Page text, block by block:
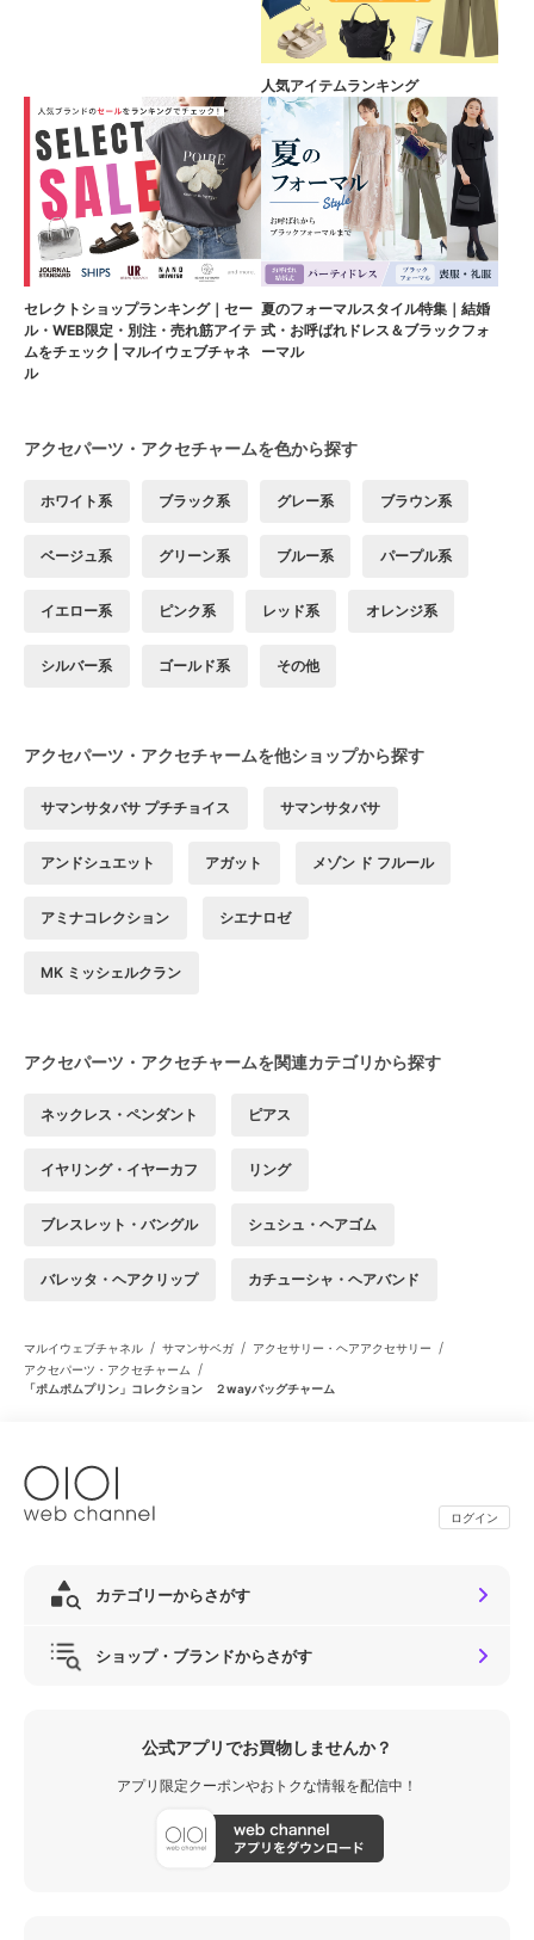
人気アイテムランキング
セレクトショップランキング｜セー
ル・WEB限定・別注・売れ筋アイテ
ムをチェック | マルイウェブチャネ
ル
夏のフォーマルスタイル特集｜結婚
式・お呼ばれドレス＆ブラックフォ
ーマル
アクセパーツ・アクセチャームを色から探す
ホワイト系 ブラック系 グレー系 ブラウン系
ベージュ系 グリーン系 ブルー系 パープル系
イエロー系 ピンク系 レッド系 オレンジ系
シルバー系 ゴールド系 その他
アクセパーツ・アクセチャームを他ショップから探す
サマンサタバサ プチチョイス サマンサタバサ
アンドシュエット アガット メゾン ド フルール
アミナコレクション シエナロゼ
MK ミッシェルクラン
アクセパーツ・アクセチャームを関連カテゴリから探す
ネックレス・ペンダント ピアス
イヤリング・イヤーカフ リング
ブレスレット・バングル シュシュ・ヘアゴム
バレッタ・ヘアクリップ カチューシャ・ヘアバンド
マルイウェブチャネル / サマンサベガ / アクセサリー・ヘアアクセサリー /
アクセパーツ・アクセチャーム /
「ポムポムプリン」コレクション ２wayバッグチャーム
ログイン
カテゴリーからさがす
ショップ・ブランドからさがす
公式アプリでお買物しませんか？
アプリ限定クーポンやおトクな情報を配信中！